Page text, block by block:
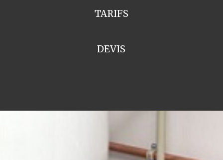
TARIFS
DEVIS